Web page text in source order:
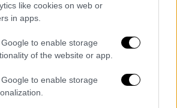
like cookies on web or
in apps.
to enable storage
of the website or app.
to enable storage
Ρούτσι είναι ιδιαίτερα
στο Γενικό Κρατικό
διαπίστωσαν οίδημα
υπόταση και
έχει χάσει περίπου 10 κιλά.